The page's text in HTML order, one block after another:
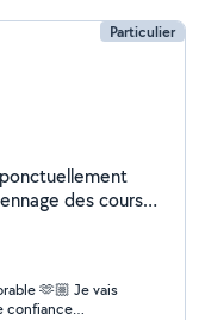
Particulier
cours
🫶🏼 Je vais
confiance